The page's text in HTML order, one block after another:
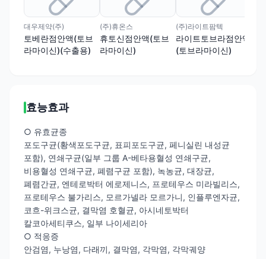
대우제약(주)
토베란점안액(토브
라마이신)(수출용)
(주)휴온스
휴토신점안액(토브
라마이신)
(주)라이트팜텍
라이트토브라점안액
(토브라마이신)
효능효과
○ 유효균종
포도구균(황색포도구균, 표피포도구균, 페니실린 내성균
포함), 연쇄구균(일부 그룹 A-베타용혈성 연쇄구균,
비용혈성 연쇄구균, 폐렴구균 포함), 녹농균, 대장균,
폐렴간균, 엔테로박터 에로제니스, 프로테우스 미라빌리스,
프로테우스 불가리스, 모르가넬라 모르가니, 인플루엔자균,
코흐-위크스균, 결막염 호혈균, 아시네토박터
칼코아세티쿠스, 일부 나이세리아
○ 적응증
안검염, 누낭염, 다래끼, 결막염, 각막염, 각막궤양